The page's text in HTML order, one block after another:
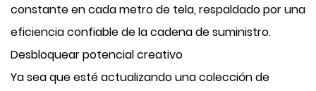
constante en cada metro de tela, respaldado por una
eficiencia confiable de la cadena de suministro.
Desbloquear potencial creativo
Ya sea que esté actualizando una colección de